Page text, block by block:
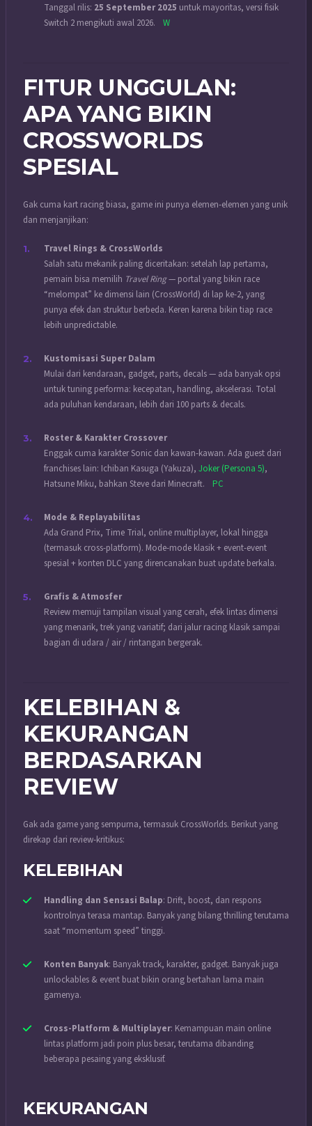
Tanggal rilis: 25 September 2025 untuk mayoritas, versi fisik
Switch 2 mengikuti awal 2026.
W
FITUR UNGGULAN:
APA YANG BIKIN
CROSSWORLDS
SPESIAL
Gak cuma kart racing biasa, game ini punya elemen-elemen yang unik
dan menjanjikan:
Travel Rings & CrossWorlds
Salah satu mekanik paling diceritakan: setelah lap pertama,
pemain bisa memilih Travel Ring— portal yang bikin race
“melompat” ke dimensi lain (CrossWorld) di lap ke-2, yang
punya efek dan struktur berbeda. Keren karena bikin tiap race
lebih unpredictable.
Kustomisasi Super Dalam
Mulai dari kendaraan, gadget, parts, decals — ada banyak opsi
untuk tuning performa: kecepatan, handling, akselerasi. Total
ada puluhan kendaraan, lebih dari 100 parts & decals.
Roster & Karakter Crossover
Enggak cuma karakter Sonic dan kawan-kawan. Ada guest dari
franchises lain: Ichiban Kasuga (Yakuza), Joker (Persona 5),
Hatsune Miku, bahkan Steve dari Minecraft.
PC
Mode & Replayabilitas
Ada Grand Prix, Time Trial, online multiplayer, lokal hingga
(termasuk cross-platform). Mode-mode klasik + event-event
spesial + konten DLC yang direncanakan buat update berkala.
Grafis & Atmosfer
Review memuji tampilan visual yang cerah, efek lintas dimensi
yang menarik, trek yang variatif; dari jalur racing klasik sampai
bagian di udara / air / rintangan bergerak.
KELEBIHAN &
KEKURANGAN
BERDASARKAN
REVIEW
Gak ada game yang sempurna, termasuk CrossWorlds. Berikut yang
direkap dari review-kritikus:
KELEBIHAN
Handling dan Sensasi Balap: Drift, boost, dan respons
kontrolnya terasa mantap. Banyak yang bilang thrilling terutama
saat “momentum speed” tinggi.
Konten Banyak: Banyak track, karakter, gadget. Banyak juga
unlockables & event buat bikin orang bertahan lama main
gamenya.
Cross-Platform & Multiplayer: Kemampuan main online
lintas platform jadi poin plus besar, terutama dibanding
beberapa pesaing yang eksklusif.
KEKURANGAN